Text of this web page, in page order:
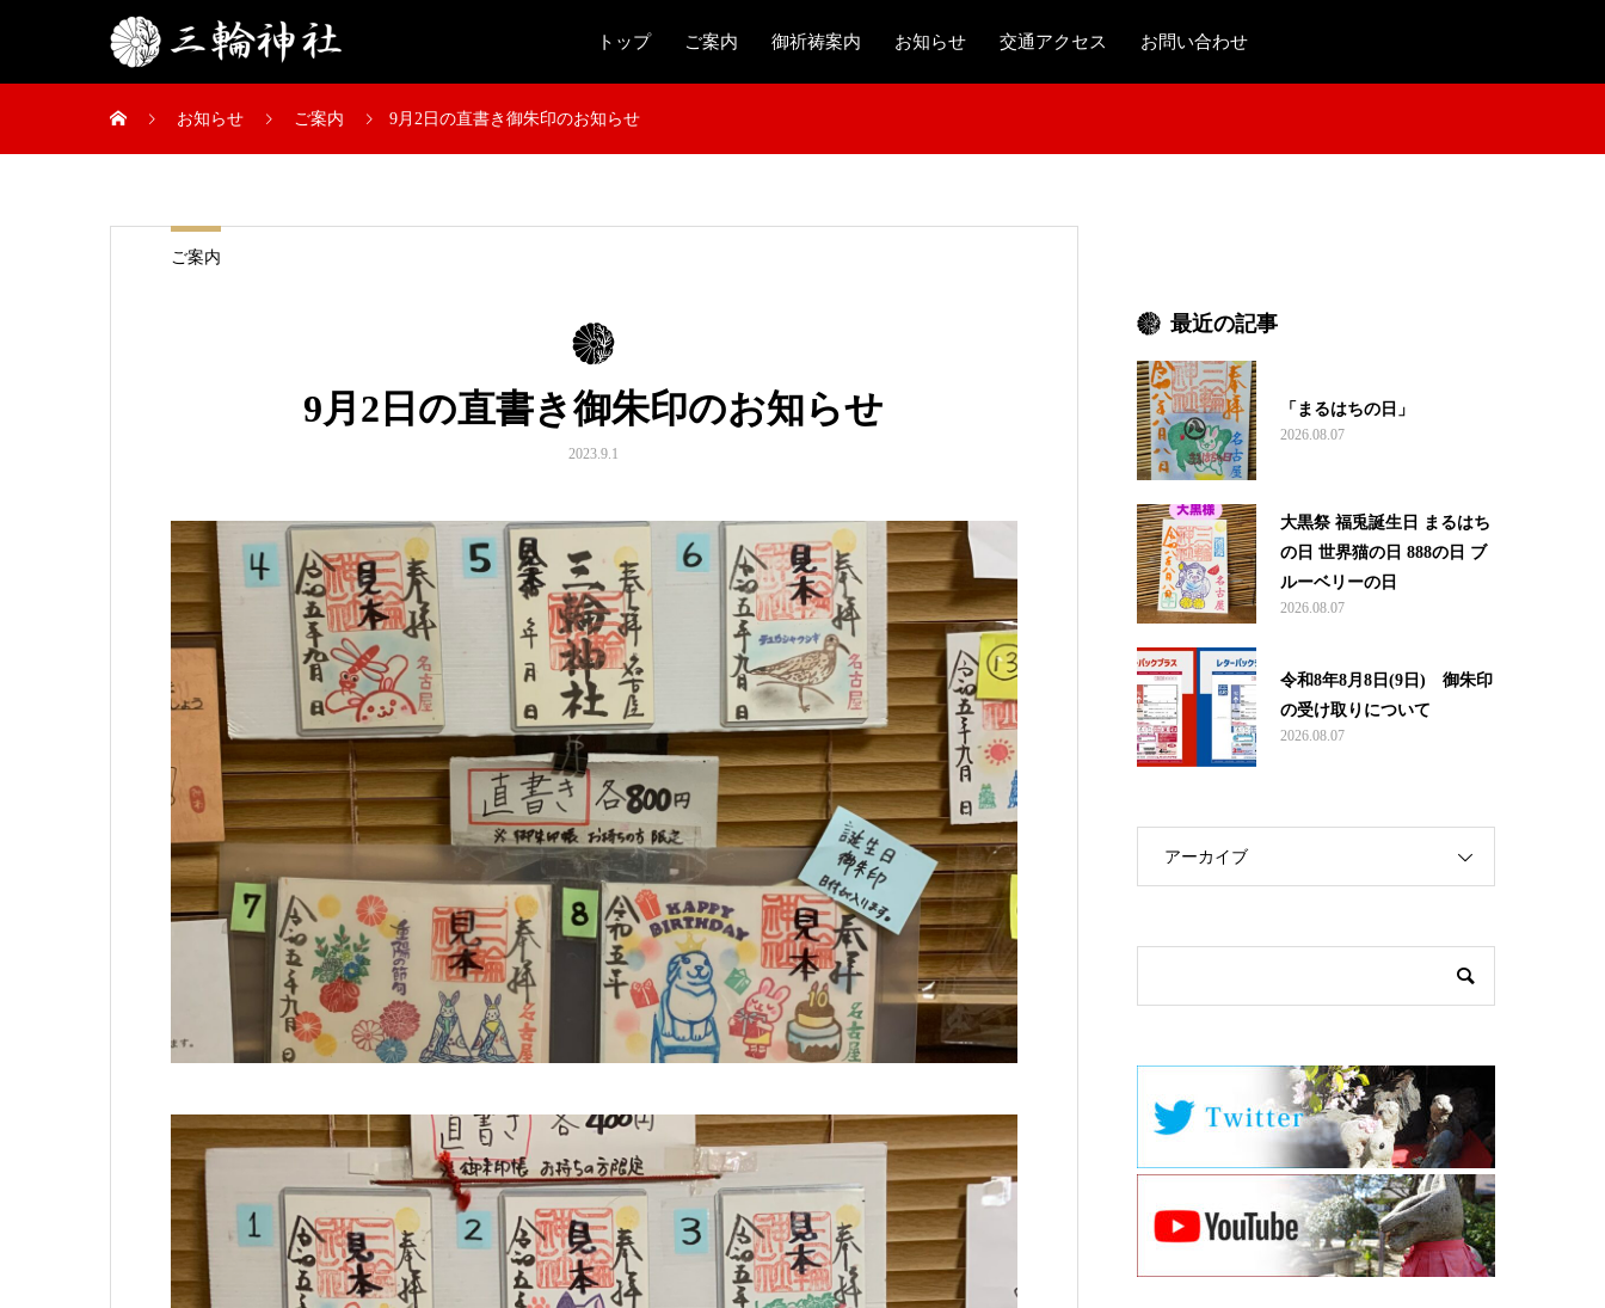
トップ ご案内 御祈祷案内 お知らせ 交通アクセス お問い合わせ
お知らせ ご案内 9月2日の直書き御朱印のお知らせ
ご案内
9月2日の直書き御朱印のお知らせ
2023.9.1
最近の記事
「まるはちの日」
2026.08.07
大黒祭 福兎誕生日 まるはち
の日 世界猫の日 888の日 ブ
ルーベリーの日
2026.08.07
令和8年8月8日(9日) 御朱印
の受け取りについて
2026.08.07
アーカイブ